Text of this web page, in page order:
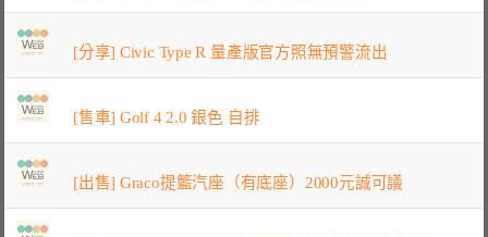
[分享] Civic Type R 量產版官方照無預警流出
[售車] Golf 4 2.0 銀色 自排
[出售] Graco提籃汽座（有底座）2000元誠可議